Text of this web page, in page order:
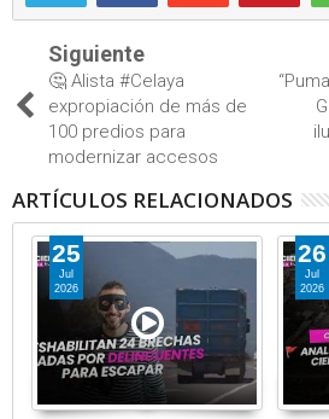
Siguiente
🤔 Alista #Celaya
expropiación de más de
100 predios para
modernizar accesos
ARTÍCULOS RELACIONADOS
25
Jul
2026
26
Jul
2026